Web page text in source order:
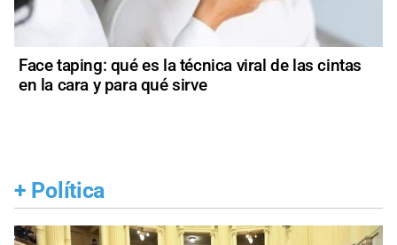
Face taping: qué es la técnica viral de las cintas
en la cara y para qué sirve
+ Política